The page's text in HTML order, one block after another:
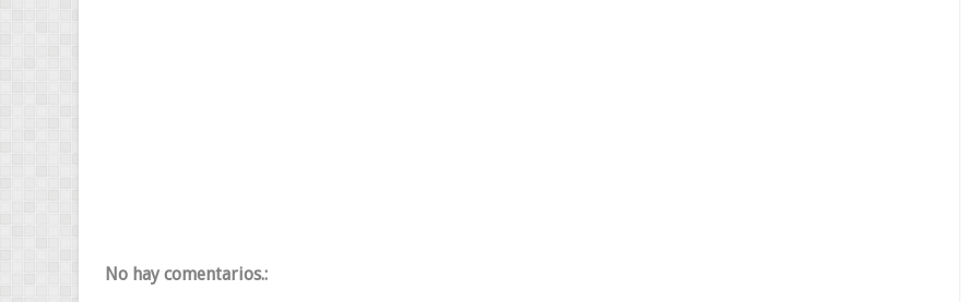
No hay comentarios.: